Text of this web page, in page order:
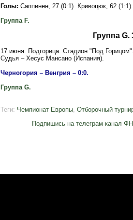
Голы: Саппинен, 27 (0:1). Кривоцюк, 62 (1:1).
Группа F.
Группа G.
17 июня. Подгорица. Стадион "Под Горицом".
Судья – Хесус Мансано (Испания).
Черногория – Венгрия – 0:0.
Группа G.
Теги: Чемпионат Европы, Отборочный
Подпишись на телеграм-канал